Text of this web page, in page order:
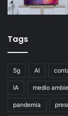
Tags
5g AI
IA medio
pandemia